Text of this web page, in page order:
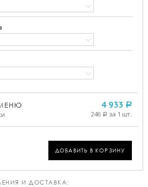
4 933 a
246 a за 1 шт.
ДОБАВИТЬ В КОРЗИНУ
И ДОСТАВКА: